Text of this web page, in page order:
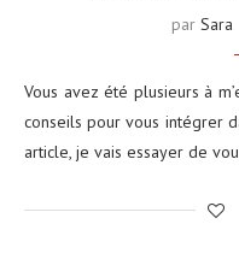
par Sara
Vous avez été plusieurs à
conseils pour vous intégrer
article, je vais essayer de